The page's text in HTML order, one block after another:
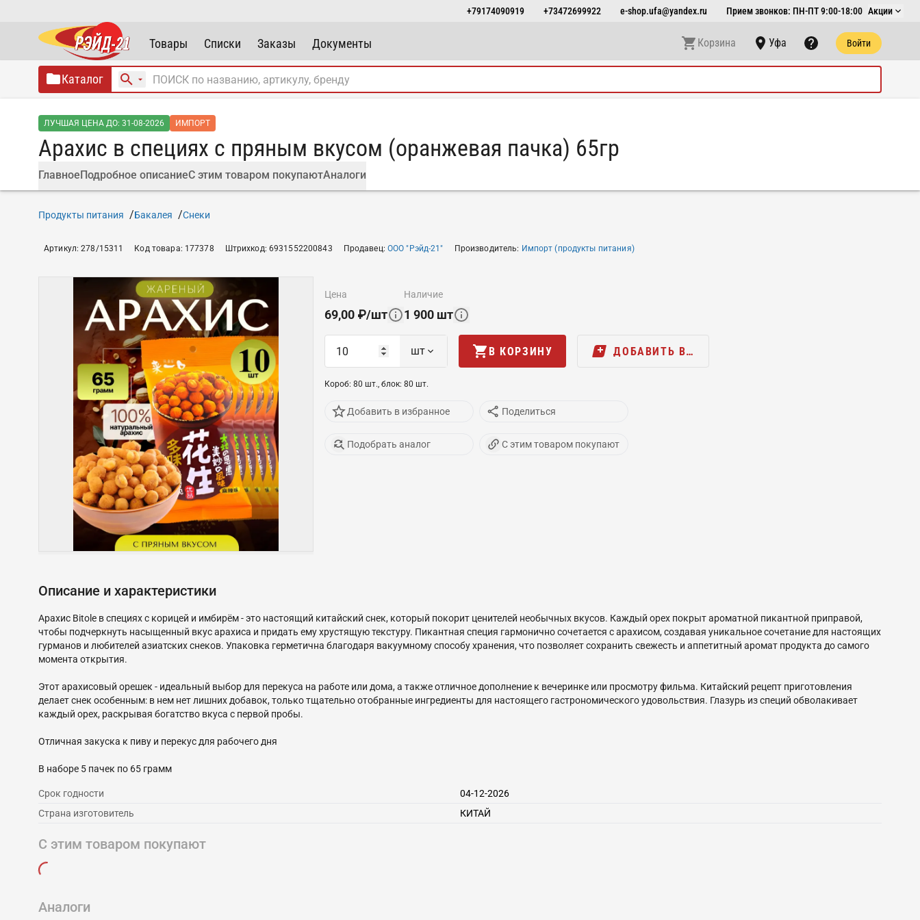
+79174090919 +73472699922 e-shop.ufa@yandex.ru Прием звонков: ПН-ПТ 9:00-18:00 Акции
Товары Списки Заказы Документы Корзина Уфа Войти
Каталог
ЛУЧШАЯ ЦЕНА ДО: 31-08-2026 ИМПОРТ
Арахис в специях с пряным вкусом (оранжевая пачка) 65гр
ГлавноеПодробное описаниеС этим товаром покупаютАналоги
Продукты питания Бакалея Снеки
Артикул:278/15311 Код товара: 177378 Штрихкод: 6931552200843 Продавец: ООО "Рэйд-21" Производитель: Импорт (продукты питания)
цена
69,00 ₽/шт
наличие
1 900 шт
шт В КОРЗИНУ ДОБАВИТЬ В…
Короб: 80 шт., блок: 80 шт.
Добавить в избранное Поделиться
Подобрать аналог С этим товаром покупают
Описание и характеристики
Арахис Bitole в специях с корицей и имбирём - это настоящий китайский снек, который покорит ценителей необычных вкусов. Каждый орех покрыт ароматной пикантной приправой,
чтобы подчеркнуть насыщенный вкус арахиса и придать ему хрустящую текстуру. Пикантная специя гармонично сочетается с арахисом, создавая уникальное сочетание для настоящих
гурманов и любителей азиатских снеков. Упаковка герметична благодаря вакуумному способу хранения, что позволяет сохранить свежесть и аппетитный аромат продукта до самого
момента открытия.
Этот арахисовый орешек - идеальный выбор для перекуса на работе или дома, а также отличное дополнение к вечеринке или просмотру фильма. Китайский рецепт приготовления
делает снек особенным: в нем нет лишних добавок, только тщательно отобранные ингредиенты для настоящего гастрономического удовольствия. Глазурь из специй обволакивает
каждый орех, раскрывая богатство вкуса с первой пробы.
Отличная закуска к пиву и перекус для рабочего дня
Срок годности
04-12-2026
Страна изготовитель
КИТАЙ
С этим товаром покупают
Аналоги